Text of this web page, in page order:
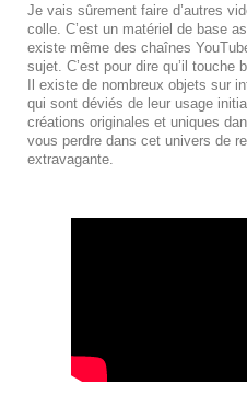
Je vais sûrement faire d’autres
colle. C’est un matériel de base
existe même des chaînes
sujet. C’est pour dire qu’il touche
Il existe de nombreux objets sur
qui sont déviés de leur usage
créations originales et uniques
vous perdre dans cet univers de
extravagante.